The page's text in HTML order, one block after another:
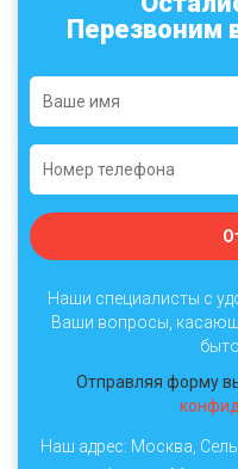
Перезвоним
Наши специалисты с
Ваши вопросы,
Отправляя форму
Наш адрес: Москва,